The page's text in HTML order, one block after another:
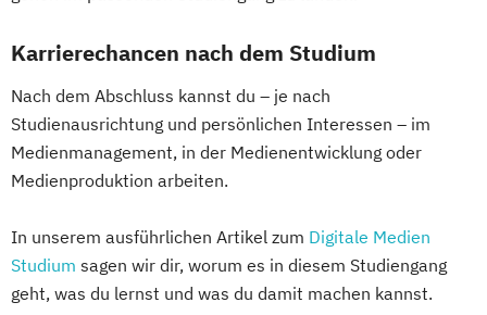
Karrierechancen nach dem Studium
Nach dem Abschluss kannst du – je nach
Studienausrichtung und persönlichen Interessen – im
Medienmanagement, in der Medienentwicklung oder
Medienproduktion arbeiten.
In unserem ausführlichen Artikel zum Digitale Medien
Studium sagen wir dir, worum es in diesem Studiengang
geht, was du lernst und was du damit machen kannst.